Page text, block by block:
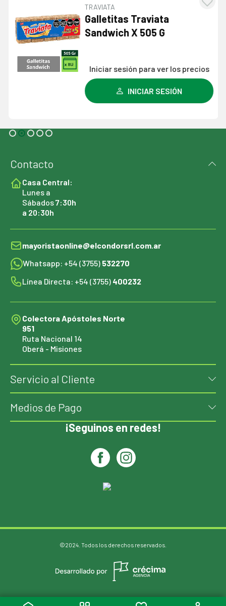
de
TRAVIATA
Galletitas Traviata
Sandwich X 505 G
Iniciar sesión para ver los precios
INICIAR SESIÓN
Contacto
Casa Central:
Lunes a
Sábados7:30h
a 20:30h
mayoristaonline@elcondorsrl.com.ar
Whatsapp: +54 (3755) 532270
Línea Directa: +54 (3755) 400232
Colectora Apóstoles Norte
951
Ruta Nacional 14
Oberá - Misiones
Servicio al Cliente
Medios de Pago
¡Seguinos en redes!
©2024. Todos los derechos reservados.